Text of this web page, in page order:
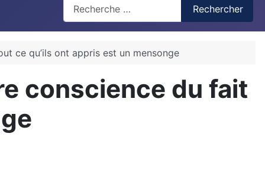
Rechercher
ce qu’ils ont appris est un mensonge
conscience du fait